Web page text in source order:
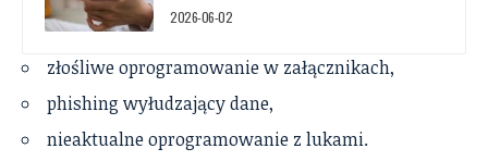
2026-06-02
złośliwe oprogramowanie w załącznikach,
phishing wyłudzający dane,
nieaktualne oprogramowanie z lukami.